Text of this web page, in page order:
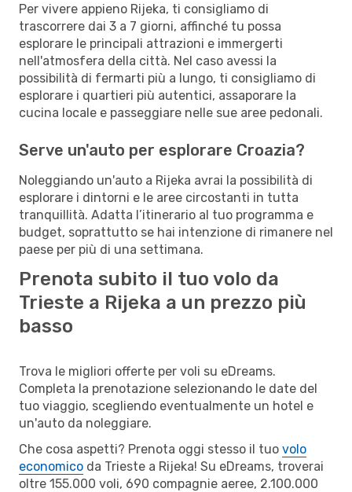
Per vivere appieno Rijeka, ti consigliamo di
trascorrere dai 3 a 7 giorni, affinché tu possa
esplorare le principali attrazioni e immergerti
nell'atmosfera della città. Nel caso avessi la
possibilità di fermarti più a lungo, ti consigliamo di
esplorare i quartieri più autentici, assaporare la
cucina locale e passeggiare nelle sue aree pedonali.
Serve un'auto per esplorare Croazia?
Noleggiando un'auto a Rijeka avrai la possibilità di
esplorare i dintorni e le aree circostanti in tutta
tranquillità. Adatta l’itinerario al tuo programma e
budget, soprattutto se hai intenzione di rimanere nel
paese per più di una settimana.
Prenota subito il tuo volo da
Trieste a Rijeka a un prezzo più
basso
Trova le migliori offerte per voli su eDreams.
Completa la prenotazione selezionando le date del
tuo viaggio, scegliendo eventualmente un hotel e
un'auto da noleggiare.
Che cosa aspetti? Prenota oggi stesso il tuo volo
economico da Trieste a Rijeka! Su eDreams, troverai
oltre 155.000 voli, 690 compagnie aeree, 2.100.000